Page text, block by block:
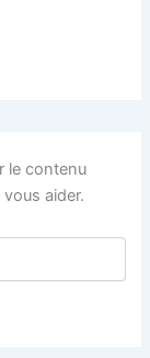
le contenu
aider.